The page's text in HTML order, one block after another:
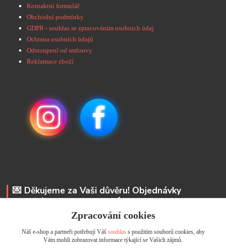
Kontaktní formulář
Obchodní podmínky
GDPR - souhlas se zpracováním osobních údaj
Ochrana osobních údajů
Odstoupení od smlouvy
Reklamace zboží
💌 Děkujeme za Vaši důvěru! Objednávky
odesíláme do 48 hodin. 📩 Na vaše e-maily
odpovíme do 24 hodin.
Andrea Kyselová DiS.
+ 420 737 352 681
Zpracování cookies
Náš e-shop a partneři potřebují Váš souhlass použitím souborů cookies, aby
Vám mohli zobrazovat informace týkající se Vašich zájmů.